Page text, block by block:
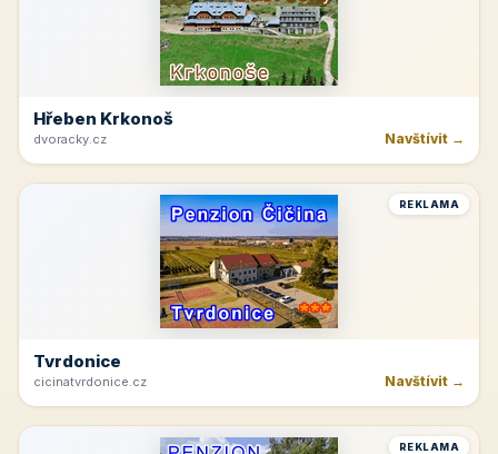
Hřeben Krkonoš
dvoracky.cz Navštívit →
REKLAMA
Tvrdonice
cicinatvrdonice.cz Navštívit →
REKLAMA